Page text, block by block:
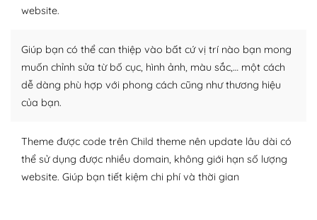
Nhờ lượng người dùng đông đảo, thư viện themes và
thích chọn lựa plugin và themes phù hợp cho mục đích
lập website của mình.
WordPress đa dạng plugin và themes
Với mọi Hosting bất kỳ thì WordPress đều có thể dễ
dàng thiết lập vì thực tế nó đã cung cấp khoảng 60%
website.
Giúp bạn có thể can thiệp vào bất cứ vị trí nào bạn mong
muốn chỉnh sửa từ bố cục, hình ảnh, màu sắc,… một cách
dễ dàng phù hợp với phong cách cũng như thương hiệu
của bạn.
Theme được code trên Child theme nên update lâu dài có
thể sử dụng được nhiều domain, không giới hạn số lượng
website. Giúp bạn tiết kiệm chi phí và thời gian